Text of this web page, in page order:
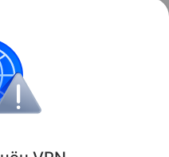
российские ученые
Поделиться